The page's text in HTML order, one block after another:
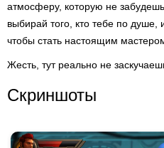
атмосферу, которую не
выбирай того, кто тебе по душе,
чтобы стать настоящим
Жесть, тут реально не
Скриншоты